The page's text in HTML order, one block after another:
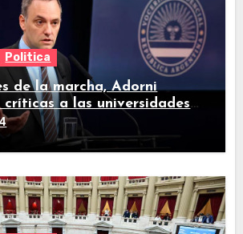
Politica
de la marcha, Adorni
críticas a las universidades